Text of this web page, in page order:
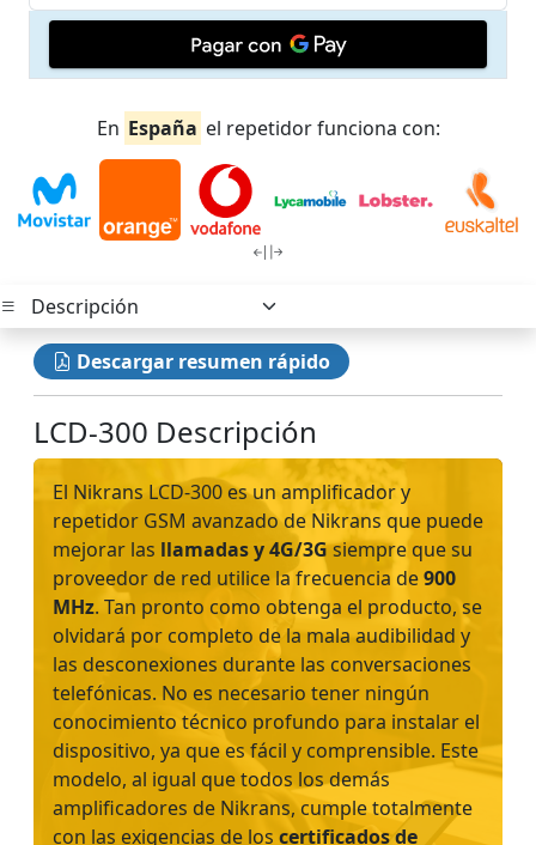
En España el repetidor funciona con:
Descargar resumen rápido
LCD-300 Descripción
El Nikrans LCD-300 es un amplificador y
repetidor GSM avanzado de Nikrans que puede
mejorar las llamadas y 4G/3Gsiempre que su
proveedor de red utilice la frecuencia de900
MHz. Tan pronto como obtenga el producto, se
olvidará por completo de la mala audibilidad y
las desconexiones durante las conversaciones
telefónicas. No es necesario tener ningún
conocimiento técnico profundo para instalar el
dispositivo, ya que es fácil y comprensible. Este
modelo, al igual que todos los demás
amplificadores de Nikrans, cumple totalmente
con las exigencias de los certificados de